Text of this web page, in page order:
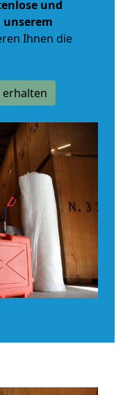
und
unserem
Ihnen die
erhalten